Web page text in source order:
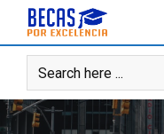
content